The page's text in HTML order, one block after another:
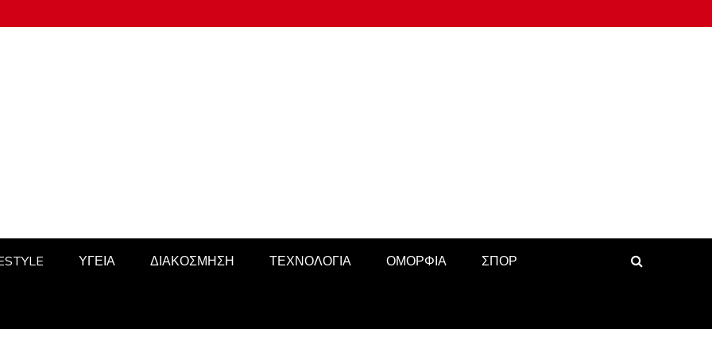
ΥΓΕΙΑ ΔΙΑΚΟΣΜΗΣΗ ΤΕΧΝΟΛΟΓΙΑ ΟΜΟΡΦΙΑ ΣΠΟΡ